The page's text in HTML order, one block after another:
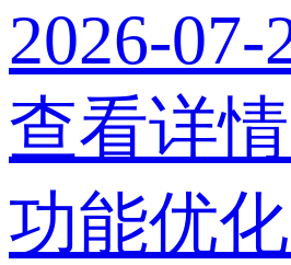
2026-07-
查看详
功能优